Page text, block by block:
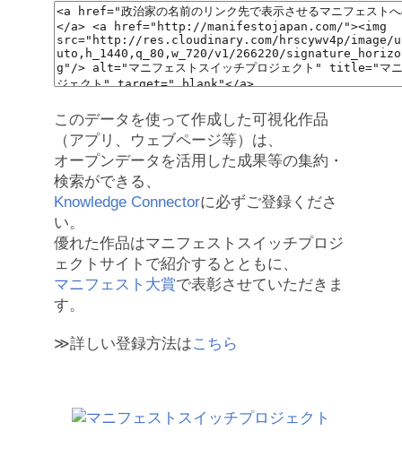
このデータを使って作成した可視化作品
（アプリ、ウェブページ等）は、
オープンデータを活用した成果等の集約・
検索ができる、
Knowledge Connectorに必ずご登録くださ
い。
優れた作品はマニフェストスイッチプロジ
ェクトサイトで紹介するとともに、
マニフェスト大賞で表彰させていただきま
す。
≫詳しい登録方法はこちら